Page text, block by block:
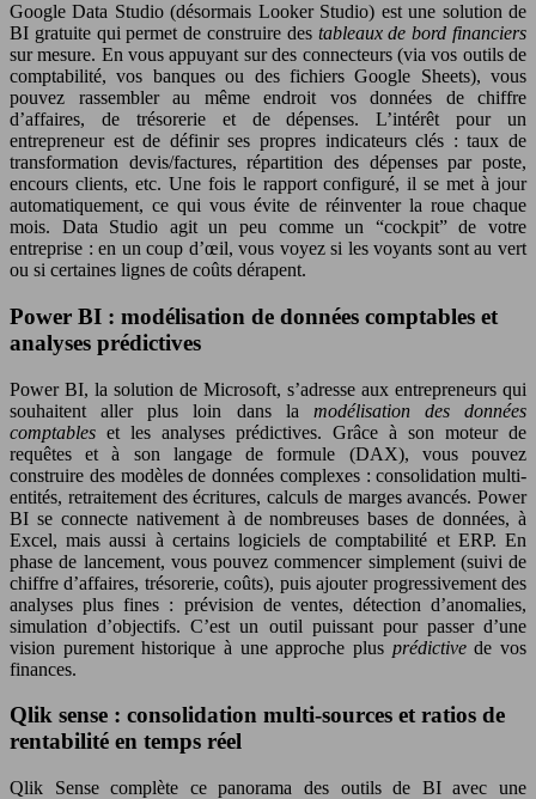
Google Data Studio (désormais Looker Studio) est une solution de
BI gratuite qui permet de construire des tableaux de bord financiers
sur mesure. En vous appuyant sur des connecteurs (via vos outils de
comptabilité, vos banques ou des fichiers Google Sheets), vous
pouvez rassembler au même endroit vos données de chiffre
d’affaires, de trésorerie et de dépenses. L’intérêt pour un
entrepreneur est de définir ses propres indicateurs clés : taux de
transformation devis/factures, répartition des dépenses par poste,
encours clients, etc. Une fois le rapport configuré, il se met à jour
automatiquement, ce qui vous évite de réinventer la roue chaque
mois. Data Studio agit un peu comme un “cockpit” de votre
entreprise : en un coup d’œil, vous voyez si les voyants sont au vert
ou si certaines lignes de coûts dérapent.
Power BI : modélisation de données comptables et
analyses prédictives
Power BI, la solution de Microsoft, s’adresse aux entrepreneurs qui
souhaitent aller plus loin dans la modélisation des données
comptables et les analyses prédictives. Grâce à son moteur de
requêtes et à son langage de formule (DAX), vous pouvez
construire des modèles de données complexes : consolidation multi-
entités, retraitement des écritures, calculs de marges avancés. Power
BI se connecte nativement à de nombreuses bases de données, à
Excel, mais aussi à certains logiciels de comptabilité et ERP. En
phase de lancement, vous pouvez commencer simplement (suivi de
chiffre d’affaires, trésorerie, coûts), puis ajouter progressivement des
analyses plus fines : prévision de ventes, détection d’anomalies,
simulation d’objectifs. C’est un outil puissant pour passer d’une
vision purement historique à une approche plus prédictivede vos
finances.
Qlik sense : consolidation multi-sources et ratios de
rentabilité en temps réel
Qlik Sense complète ce panorama des outils de BI avec une